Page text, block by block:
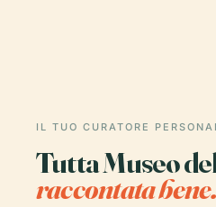
IL TUO CURATORE
Tutta Museo
raccontata bene.